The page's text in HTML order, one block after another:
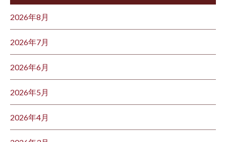
2026年8月
2026年7月
2026年6月
2026年5月
2026年4月